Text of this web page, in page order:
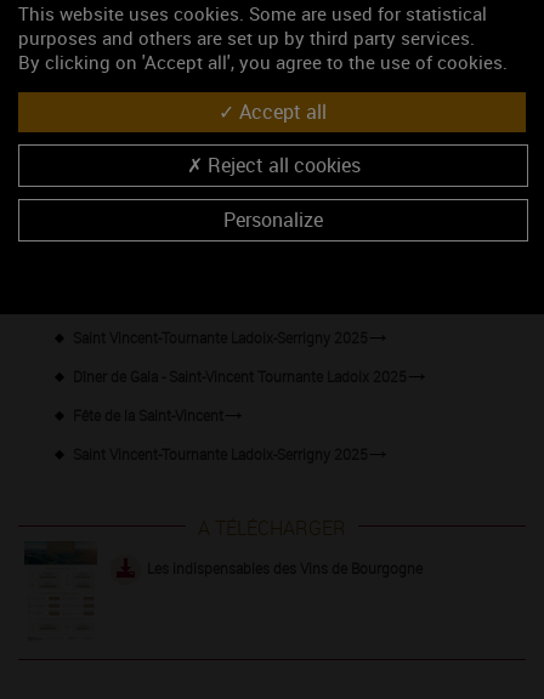
47.0219227, 4.8333716
S'y rendre
Les événements du mois
Année-anniversaire des Climats
Banquet de la Saint-Vincent 2025
A TÉLÉCHARGER
This website uses cookies. Some are used for statistical
purposes and others are set up by third party services.
By clicking on 'Accept all', you agree to the use of cookies.
Accept all
Reject all cookies
Personalize